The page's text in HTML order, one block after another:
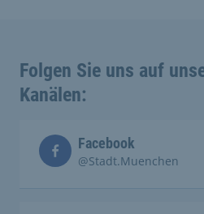
Folgen Sie uns auf
Kanälen:
Facebook
@Stadt.Muenchen